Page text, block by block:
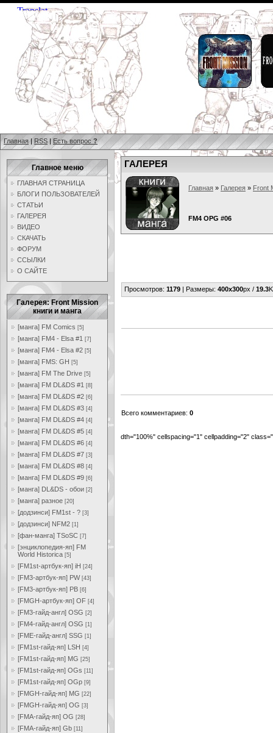
Главная | RSS | Есть вопрос ?
Главное меню
ГЛАВНАЯ СТРАНИЦА
БЛОГИ ПОЛЬЗОВАТЕЛЕЙ
СТАТЬИ
ГАЛЕРЕЯ
ВИДЕО
СКАЧАТЬ
ФОРУМ
ССЫЛКИ
О САЙТЕ
Галерея: Front Mission
книги и манга
[манга] FM Comics [5]
[манга] FM4 - Elsa #1 [7]
[манга] FM4 - Elsa #2 [5]
[манга] FMS: GH [5]
[манга] FM The Drive [5]
[манга] FM DL&DS #1 [8]
[манга] FM DL&DS #2 [6]
[манга] FM DL&DS #3 [4]
[манга] FM DL&DS #4 [4]
[манга] FM DL&DS #5 [4]
[манга] FM DL&DS #6 [4]
[манга] FM DL&DS #7 [3]
[манга] FM DL&DS #8 [4]
[манга] FM DL&DS #9 [6]
[манга] DL&DS - обои [2]
[манга] разное [20]
[додзинси] FM1st - ? [3]
[додзинси] NFM2 [1]
[фан-манга] TSoSC [7]
[энциклопедия-яп] FM
World Historica [5]
[FM1st-артбук-яп] iH [24]
[FM3-артбук-яп] PW [43]
[FM3-артбук-яп] PB [6]
[FMGH-артбук-яп] OF [4]
[FM3-гайд-англ] OSG [2]
[FM4-гайд-англ] OSG [1]
[FME-гайд-англ] SSG [1]
[FM1st-гайд-яп] LSH [4]
[FM1st-гайд-яп] MG [25]
[FM1st-гайд-яп] OGs [11]
[FM1st-гайд-яп] OGp [9]
[FMGH-гайд-яп] MG [22]
[FMGH-гайд-яп] OG [3]
[FMA-гайд-яп] OG [28]
[FMA-гайд-яп] Gb [11]
ГАЛЕРЕЯ
Главная » Галерея » Front
FM4 OPG #06
Просмотров: 1179 | Размеры: 400x300px / 19.3
Всего комментариев: 0
dth="100%" cellspacing="1" cellpadding="2"